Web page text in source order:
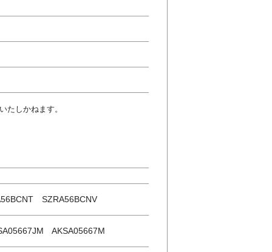
たしかねます。
SZRA56BCNV
AKSA05667M